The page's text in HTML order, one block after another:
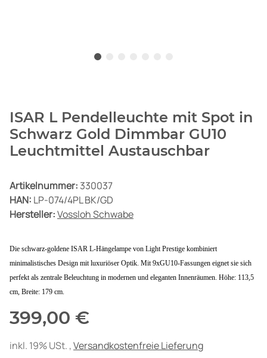
ISAR L Pendelleuchte mit Spot in
Schwarz Gold Dimmbar GU10
Leuchtmittel Austauschbar
Artikelnummer: 330037
HAN: LP-074/4PL BK/GD
Hersteller:Vossloh Schwabe
Die schwarz-goldene ISAR L-Hängelampe von Light Prestige kombiniert
minimalistisches Design mit luxuriöser Optik. Mit 9xGU10-Fassungen eignet sie sich
perfekt als zentrale Beleuchtung in modernen und eleganten Innenräumen. Höhe: 113,5
cm, Breite: 179 cm.
399,00 €
inkl. 19% USt. ,Versandkostenfreie Lieferung